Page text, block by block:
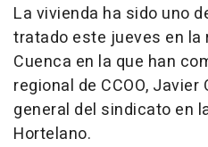
La vivienda ha sido uno
tratado este jueves en la
Cuenca en la que han
regional de CCOO,
general del sindicato en
Hortelano.